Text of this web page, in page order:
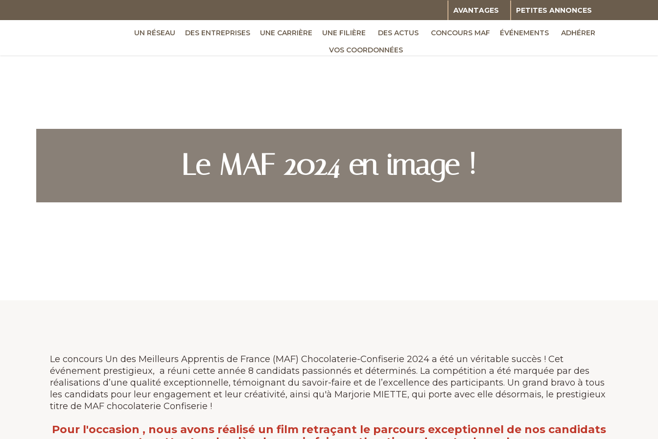
AVANTAGES PETITES ANNONCES
UN RÉSEAU DES ENTREPRISES UNE CARRIÈRE UNE FILIÈRE DES ACTUS CONCOURS MAF ÉVÉNEMENTS
ADHÉRER
VOS COORDONNÉES
Le MAF 2024 en image !
Le concours Un des Meilleurs Apprentis de France (MAF) Chocolaterie-Confiserie 2024 a été un véritable succès ! Cet
événement prestigieux, a réuni cette année 8 candidats passionnés et déterminés. La compétition a été marquée par des
réalisations d’une qualité exceptionnelle, témoignant du savoir-faire et de l’excellence des participants. Un grand bravo à tous
les candidats pour leur engagement et leur créativité, ainsi qu'à Marjorie MIETTE, qui porte avec elle désormais, le prestigieux
titre de MAF chocolaterie Confiserie !
Pour l'occasion , nous avons réalisé un film retraçant le parcours exceptionnel de nos candidats